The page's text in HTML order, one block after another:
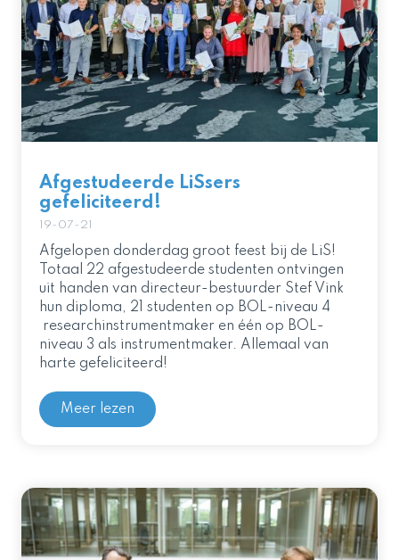
Afgestudeerde LiSsers
gefeliciteerd!
19-07-21
Afgelopen donderdag groot feest bij de LiS!
Totaal 22 afgestudeerde studenten ontvingen
uit handen van directeur-bestuurder Stef Vink
hun diploma, 21 studenten op BOL-niveau 4
researchinstrumentmaker en één op BOL-
niveau 3 als instrumentmaker. Allemaal van
harte gefeliciteerd!
Meer lezen